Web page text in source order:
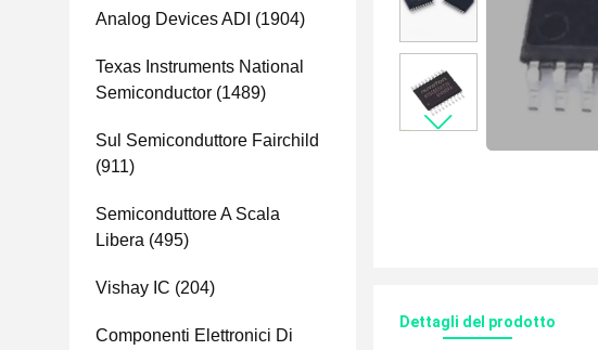
Analog Devices ADI (1904)
Texas Instruments National
Semiconductor (1489)
Sul Semiconduttore Fairchild
(911)
Semiconduttore A Scala
Libera (495)
Vishay IC (204)
Componenti Elettronici Di
Dettagli del prodotto